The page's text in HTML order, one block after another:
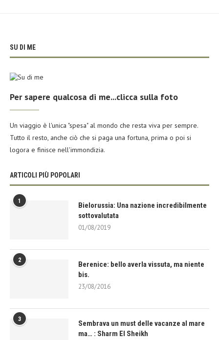
SU DI ME
Per sapere qualcosa di me...clicca sulla foto
Un viaggio è l'unica "spesa" al mondo che resta viva per sempre.
Tutto il resto, anche ciò che si paga una fortuna, prima o poi si
logora e finisce nell'immondizia.
ARTICOLI PIÙ POPOLARI
1
Bielorussia: Una nazione incredibilmente
sottovalutata
01/08/2019
2
Berenice: bello averla vissuta, ma niente
bis.
23/08/2016
3
Sembrava un must delle vacanze al mare
ma… : Sharm El Sheikh